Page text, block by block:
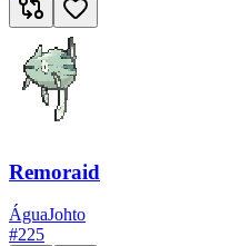
Remoraid
ÁguaJohto
#225